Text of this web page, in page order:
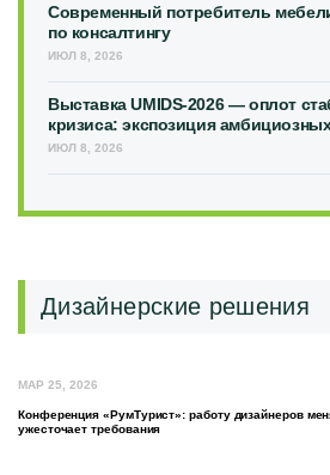
Современный потребитель
по консалтингу
ИЮЛ 8, 2026
Выставка UMIDS-2026 — оплот
кризиса: экспозиция
ИЮЛ 8, 2026
Дизайнерские решения
МАР 25, 2026
Конференция «РумТурист»: работу дизайнеров
ужесточает требования